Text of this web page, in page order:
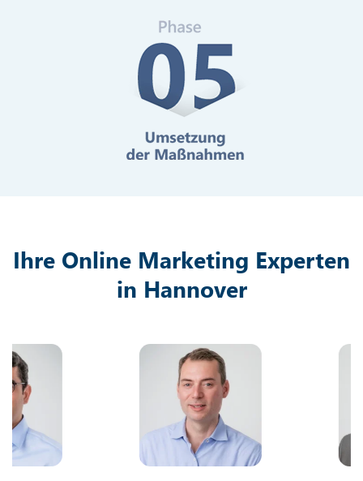
Digitale Barrierefreiheit
Ihre Online Marketing Experten
in Hannover